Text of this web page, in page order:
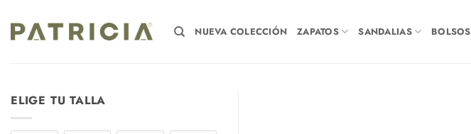
contenido
NUEVA COLECCIÓN ZAPATOS SANDALIAS BOLSOS
ELIGE TU TALLA